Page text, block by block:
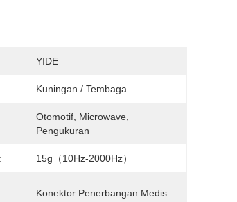
YIDE
Kuningan / Tembaga
Otomotif, Microwave,
Pengukuran
15g（10Hz-2000Hz）
Konektor Penerbangan Medis